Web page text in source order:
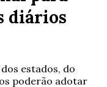
diários
estados, do
poderão adotar